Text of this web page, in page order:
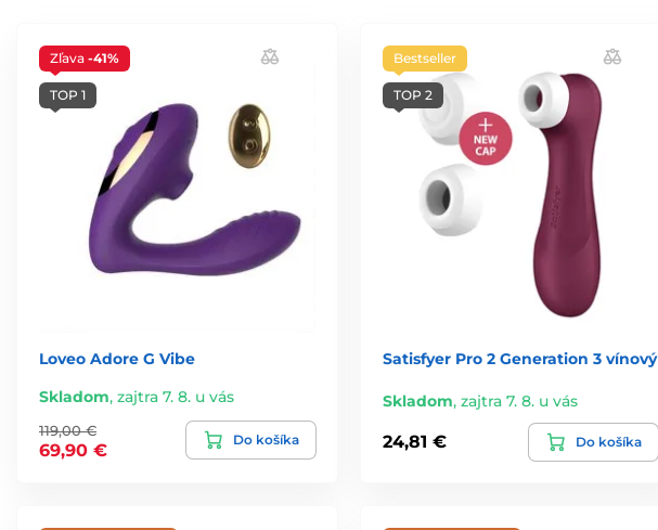
Zľava -41%
TOP 1
Loveo Adore G Vibe
Skladom, zajtra 7. 8. u vás
119,00 €
69,90 €
Do košíka
Bestseller
TOP 2
Satisfyer Pro 2 Generation 3 vínový
Skladom, zajtra 7. 8. u vás
24,81 € Do košíka